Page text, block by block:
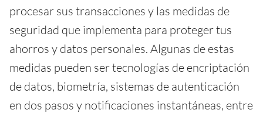
procesar sus transacciones y las medidas de
seguridad que implementa para proteger tus
ahorros y datos personales. Algunas de estas
medidas pueden ser tecnologías de encriptación
de datos, biometría, sistemas de autenticación
en dos pasos y notificaciones instantáneas, entre